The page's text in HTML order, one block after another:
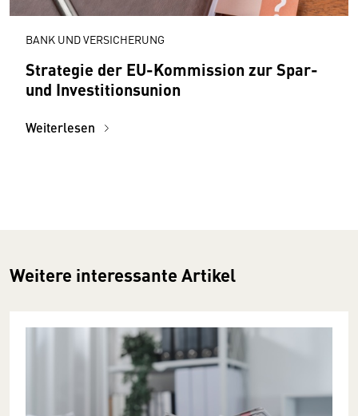
BANK UND VERSICHERUNG
Strategie der EU-Kommission zur Spar-
und Investitionsunion
Weiterlesen
Weitere interessante Artikel